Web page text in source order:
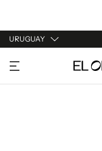
URUGUAY
URUGUAY
ARGENTINA